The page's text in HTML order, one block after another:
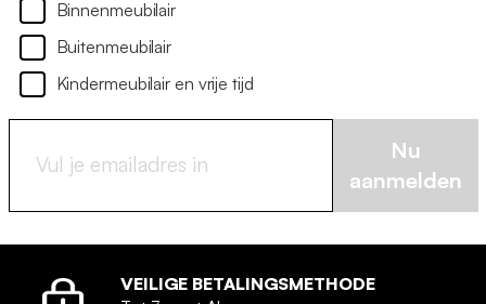
Binnenmeubilair
Buitenmeubilair
Kindermeubilair en vrije tijd
Nu
aanmelden
VEILIGE BETALINGSMETHODE